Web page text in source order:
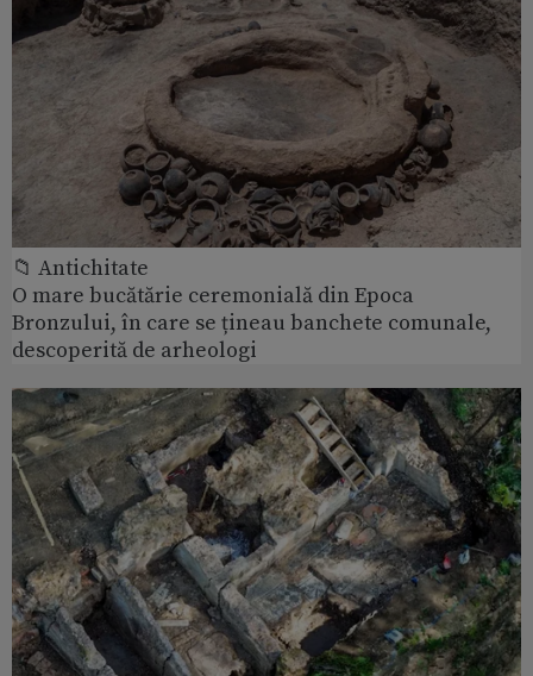
📁 Antichitate
O mare bucătărie ceremonială din Epoca
Bronzului, în care se țineau banchete comunale,
descoperită de arheologi